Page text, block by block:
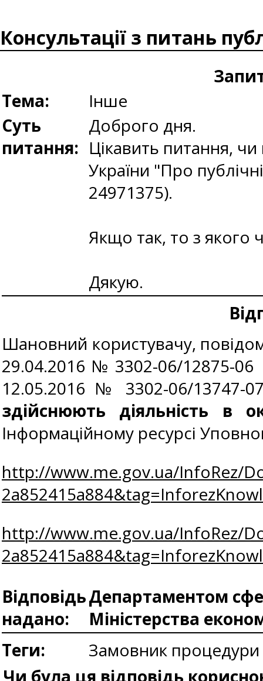
Консультації з питань
Тема:
Інше
Суть
питання:
Доброго дня.
Цікавить питання,
України "Про
24971375).
Якщо так, то з якого
Дякую.
Шановний користувачу,
29.04.2016 № 3302-06/12875-06
12.05.2016 № 3302-06/13747-
здійснюють діяльність в
Інформаційному ресурсі
http://www.me.gov.ua/InfoRez/
http://www.me.gov.ua/InfoRez/
Відповідь
надано:
Департаментом
Міністерства
Теги:
Замовник процедури
Чи була ця відповідь